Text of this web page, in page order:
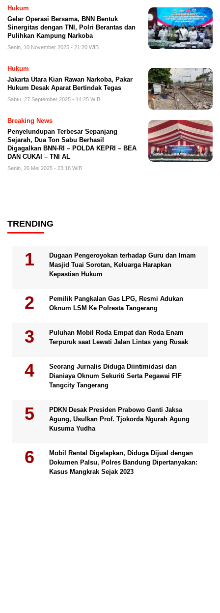
Hukum
Gelar Operasi Bersama, BNN Bentuk
Sinergitas dengan TNI, Polri Berantas dan
Pulihkan Kampung Narkoba
Senin, 10 November 2025 - 21:20 WIB
Hukum
Jakarta Utara Kian Rawan Narkoba, Pakar
Hukum Desak Aparat Bertindak Tegas
Sabtu, 27 September 2025 - 14:25 WIB
Breaking News
Penyelundupan Terbesar Sepanjang
Sejarah, Dua Ton Sabu Berhasil
Digagalkan BNN-RI – POLDA KEPRI – BEA
DAN CUKAI – TNI AL
Senin, 26 Mei 2025 - 23:18 WIB
TRENDING
Dugaan Pengeroyokan terhadap Guru dan Imam
Masjid Tuai Sorotan, Keluarga Harapkan
Kepastian Hukum
Pemilik Pangkalan Gas LPG, Resmi Adukan
Oknum LSM Ke Polresta Tangerang
Puluhan Mobil Roda Empat dan Roda Enam
Terpuruk saat Lewati Jalan Lintas yang Rusak
Seorang Jurnalis Diduga Diintimidasi dan
Dianiaya Oknum Sekuriti Serta Pegawai FIF
Tangcity Tangerang
PDKN Desak Presiden Prabowo Ganti Jaksa
Agung, Usulkan Prof. Tjokorda Ngurah Agung
Kusuma Yudha
Mobil Rental Digelapkan, Diduga Dijual dengan
Dokumen Palsu, Polres Bandung Dipertanyakan:
Kasus Mangkrak Sejak 2023